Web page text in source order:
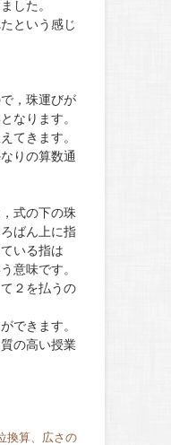
した。
という感じ
，珠運びが
なります。
てきます。
りの算数通
式の下の珠
ばん上に指
いる指は
意味です。
２を払うの
できます。
の高い授業
換算、広さの